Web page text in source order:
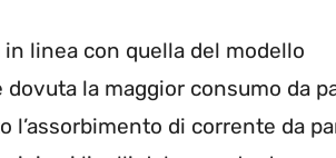
linea con quella del modello
la maggior consumo da
l’assorbimento di corrente da